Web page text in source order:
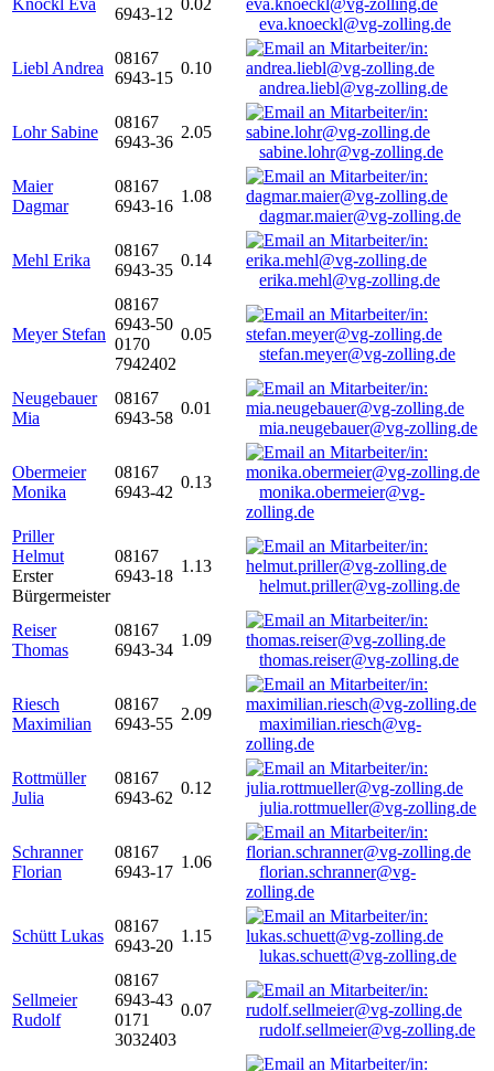
Knöckl Eva
6943-12
0.02
eva.knoeckl@vg-zolling.de
Liebl Andrea
08167
6943-15
0.10
andrea.liebl@vg-zolling.de
Lohr Sabine
08167
6943-36
2.05
sabine.lohr@vg-zolling.de
Maier
Dagmar
08167
6943-16
1.08
dagmar.maier@vg-zolling.de
Mehl Erika
08167
6943-35
0.14
erika.mehl@vg-zolling.de
Meyer Stefan
08167
6943-50
0170
7942402
0.05
stefan.meyer@vg-zolling.de
Neugebauer
Mia
08167
6943-58
0.01
mia.neugebauer@vg-zolling.de
Obermeier
Monika
08167
6943-42
0.13
monika.obermeier@vg-
zolling.de
Priller
Helmut
Erster
Bürgermeister
08167
6943-18
1.13
helmut.priller@vg-zolling.de
Reiser
Thomas
08167
6943-34
1.09
thomas.reiser@vg-zolling.de
Riesch
Maximilian
08167
6943-55
2.09
maximilian.riesch@vg-
zolling.de
Rottmüller
Julia
08167
6943-62
0.12
julia.rottmueller@vg-zolling.de
Schranner
Florian
08167
6943-17
1.06
florian.schranner@vg-
zolling.de
Schütt Lukas
08167
6943-20
1.15
lukas.schuett@vg-zolling.de
Sellmeier
Rudolf
08167
6943-43
0171
3032403
0.07
rudolf.sellmeier@vg-zolling.de